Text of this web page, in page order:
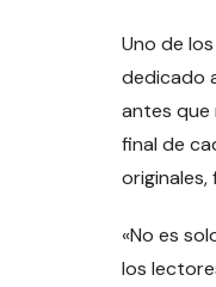
Uno de
dedicado
antes que
final de
«No es
los